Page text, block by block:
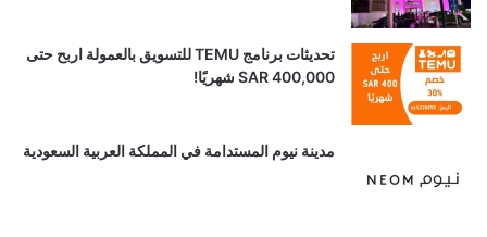
تحديثات برنامج TEMU للتسويق بالعمولة اربح حتى
SAR 400,000 شهريًا!
مدينة نيوم المستدامة في المملكة العربية السعودية